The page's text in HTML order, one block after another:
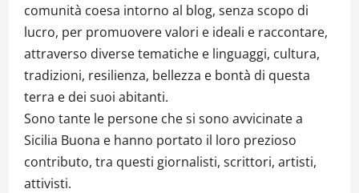
comunità coesa intorno al blog, senza scopo di
lucro, per promuovere valori e ideali e raccontare,
attraverso diverse tematiche e linguaggi, cultura,
tradizioni, resilienza, bellezza e bontà di questa
terra e dei suoi abitanti.
Sono tante le persone che si sono avvicinate a
Sicilia Buona e hanno portato il loro prezioso
contributo, tra questi giornalisti, scrittori, artisti,
attivisti.